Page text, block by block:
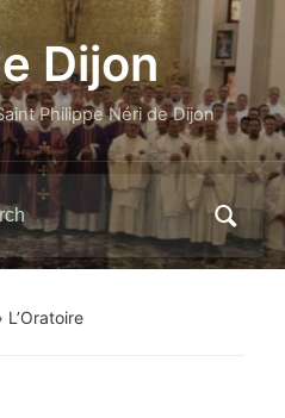
Dijon
Philippe Néri de Dijon
L’Oratoire